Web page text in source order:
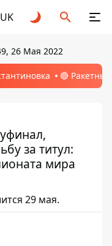
UK
26 Мая 2022
🔴
за титул:
мира
29 мая.